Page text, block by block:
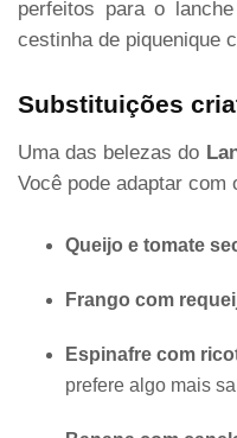
perfeitos para o
cestinha de piquenique
Substituições
Uma das belezas do
Você pode adaptar com
Queijo e tomate
Frango com
Espinafre com
prefere algo mais